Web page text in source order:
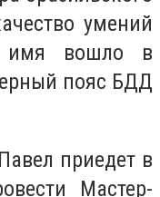
умений
имя вошло в
пояс БДД
приедет в
Мастер-